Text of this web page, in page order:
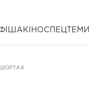
КІНОСПЕЦТЕМИ